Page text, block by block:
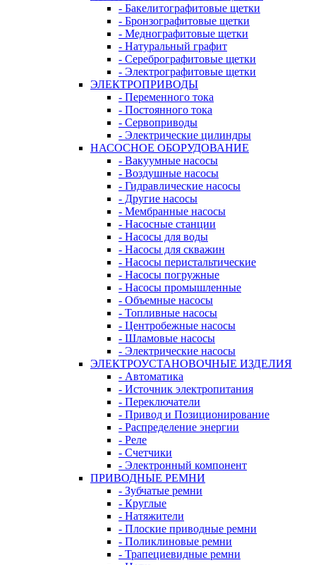
- Бакелитографитовые щетки
- Бронзографитовые щетки
- Меднографитовые щетки
- Натуральный графит
- Серебрографитовые щетки
- Электрографито­­­вые щетки
ЭЛЕКТРОПРИВОДЫ
- Переменного тока
- Постоянного тока
- Сервоприводы
- Электрические цилиндры
НАСОСНОЕ ОБОРУДОВАНИЕ
- Вакуумные насосы
- Воздушные насосы
- Гидравлические насосы
- Другие насосы
- Мембранные насосы
- Насосные станции
- Насосы для воды
- Насосы для скважин
- Насосы перистальтические
- Насосы погружные
- Насосы промышленные
- Объемные насосы
- Топливные насосы
- Центробежные насосы
- Шламовые насосы
- Электрические насосы
ЭЛЕКТРОУСТАНОВОЧНЫЕ ИЗДЕЛИЯ
- Автоматика
- Источник электропитания
- Переключатели
- Привод и Позиционирование
- Распределение энергии
- Реле
- Счетчики
- Электронный компонент
ПРИВОДНЫЕ РЕМНИ
- Зубчатые ремни
- Круглые
- Натяжители
- Плоские приводные ремни
- Поликлиновые ремни
- Трапециевидные ремни